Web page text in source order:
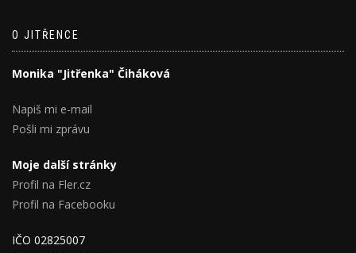
O JITŘENCE
Monika "Jitřenka" Čiháková
Napiš mi e-mail
Pošli mi zprávu
Moje další stránky
Profil na Fler.cz
Profil na Facebooku
IČO 02825007